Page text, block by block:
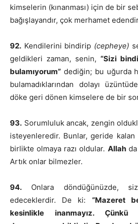
kimselerin (kınanması) için de bir
bağışlayandır, çok merhamet
92. Kendilerini bindirip (cepheye)
geldikleri zaman, senin, “Sizi
bulamıyorum” dediğin; bu uğurda
bulamadıklarından dolayı
döke geri dönen kimselere de bir
93. Sorumluluk ancak, zengin
isteyenleredir. Bunlar, geride kalan
birlikte olmaya razı oldular. Allahda
Artık onlar bilmezler.
94. Onlara döndüğünüzde,
edeceklerdir. De ki: “Mazeret
kesinlikle inanmayız.